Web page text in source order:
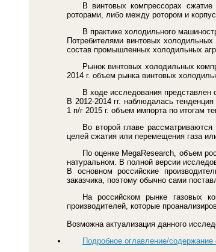
В винтовых компрессорах
роторами, либо между ротором и
В практике холодильного
Потребителями винтовых
состав промышленных холодильных
Рынок винтовых холодильных
2014 г. объем рынка винтовых
В ходе исследования представлен
В 2012-2014 гг. наблюдалась
1 п/г 2015 г. объем импорта по итогам
Во второй главе
целей сжатия или перемещения газа
По оценке MegaResearch, объем
натуральном. В полной версии
В основном российские
заказчика, поэтому обычно сами
На российском рынке газовых
производителей, которые
Возможна актуализация данного
Подробное оглавление/содержание